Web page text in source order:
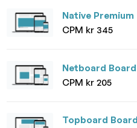
Native Premium
CPM kr 345
Netboard
CPM kr 205
Topboard